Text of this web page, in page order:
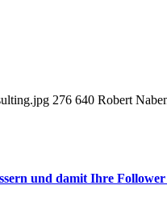
276 640 Robert
und damit Ihre